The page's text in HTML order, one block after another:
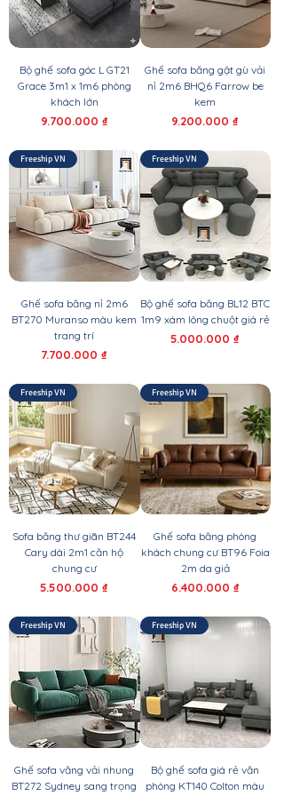
Bộ ghế sofa góc L GT21
Grace 3m1 x 1m6 phòng
khách lớn
Giá
9.700.000 ₫
Ghế sofa băng gật gù vải
nỉ 2m6 BHQ6 Farrow be
kem
Giá
9.200.000 ₫
Freeship VN
Ghế sofa băng nỉ 2m6
BT270 Muranso màu kem
trang trí
Giá
7.700.000 ₫
Freeship VN
Bộ ghế sofa băng BL12 BTC
1m9 xám lông chuột giá rẻ
Giá
5.000.000 ₫
Freeship VN
Sofa băng thư giãn BT244
Cary dài 2m1 căn hộ
chung cư
Giá
5.500.000 ₫
Freeship VN
Ghế sofa băng phòng
khách chung cư BT96 Foia
2m da giả
Giá
6.400.000 ₫
Freeship VN
Ghế sofa văng vải nhung
BT272 Sydney sang trọng
Freeship VN
Bộ ghế sofa giá rẻ văn
phòng KT140 Colton màu